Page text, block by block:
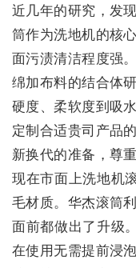
近几年的研究，发
筒作为洗地机的核
面污渍清洁程度强
绵加布料的结合体
硬度、柔软度到吸
定制合适贵司产品
新换代的准备，尊
现在市面上洗地机
毛材质。华杰滚筒
面前都做出了升级
在使用无需提前浸